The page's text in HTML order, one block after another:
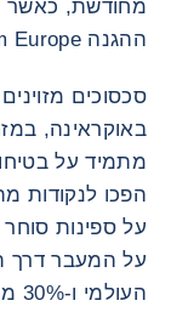
מחודשת, כאשר
ההגנה ReArm Europe מראים שהקווים מתחילים לזוז.
סכסוכים
באוקראינה,
מתמיד על
הפכו לנקודות
על ספינות
העולמי ו-30% מתנועת המכולות.